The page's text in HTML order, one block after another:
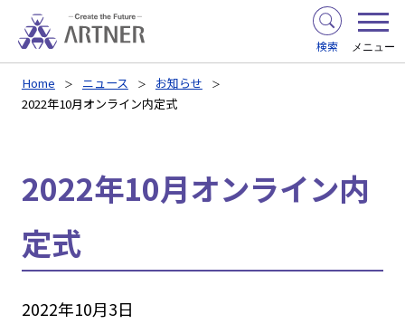
検索 メニュー
Home ニュース
お知らせ
2022年10月オンライン内定式
2022年10月オンライン内
定式
2022年10月3日